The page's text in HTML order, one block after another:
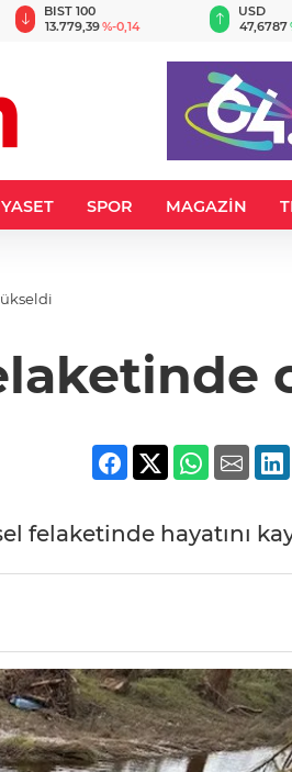
BIST 100
13.779,39%-0,14
USD
47,6787
SPOR MAGAZİN
felaketinde hayatını